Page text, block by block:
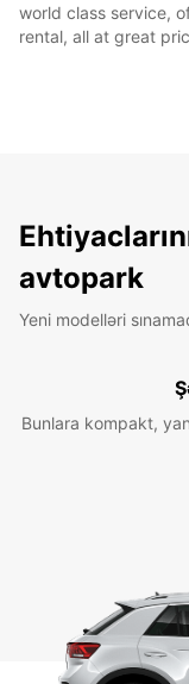
world class service,
rental, all at great
avtopark
Yeni modelləri
Bunlara kompakt,